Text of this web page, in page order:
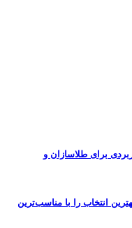
برای طلاسازان و
انتخاب را با مناسب‌ترین